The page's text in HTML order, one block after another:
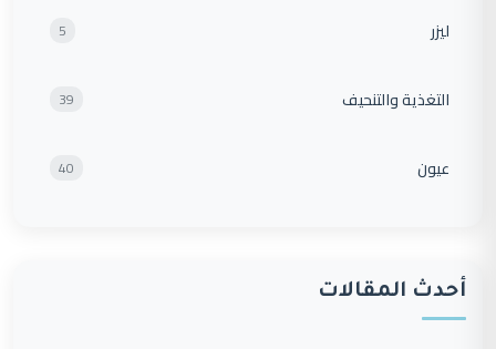
ليزر 5
التغذية والتنحيف 39
عيون 40
أحدث المقالات